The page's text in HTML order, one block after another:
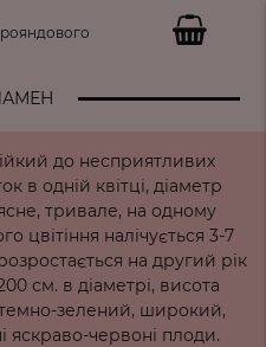
до несприятливих
в одній квітці, діаметр
тривале, на одному
цвітіння налічується 3-7
на другий рік
см. в діаметрі, висота
зелений, широкий,
яскраво-червоні плоди.